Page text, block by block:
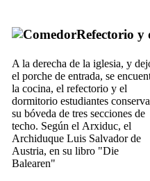
Refectorio
A la derecha de la iglesia, y
el porche de entrada, se
la cocina, el refectorio y el
dormitorio estudiantes conserva
su bóveda de tres secciones de
techo. Según el Arxiduc, el
Archiduque Luis Salvador de
Austria, en su libro "Die
Balearen"